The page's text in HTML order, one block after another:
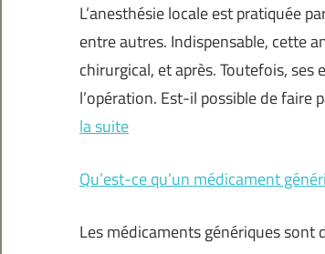
L’anesthésie locale est pratiquée
entre autres. Indispensable, cette
chirurgical, et après. Toutefois,
l’opération. Est-il possible de faire
la suite
Qu’est-ce qu’un médicament
Les médicaments génériques sont